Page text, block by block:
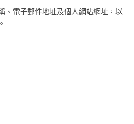
、電子郵件地址及個人網站網址，以